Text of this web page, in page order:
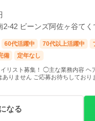
42 ビーンズ阿佐ヶ谷て
60代活躍中 70代以上活躍中
備 定年なし
リスト募集！ ◯主な業務内容 ヘ
りません ご応募お待ちしており
なる